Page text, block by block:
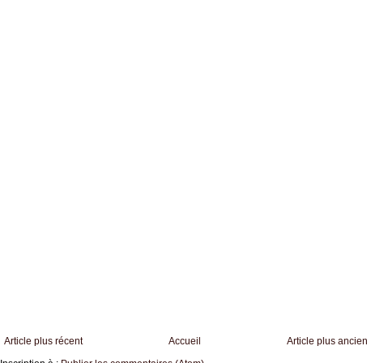
Article plus récent Article plus ancien
Accueil